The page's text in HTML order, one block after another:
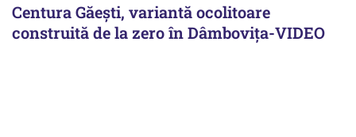
Centura Găești, variantă ocolitoare
construită de la zero în Dâmbovița-VIDEO